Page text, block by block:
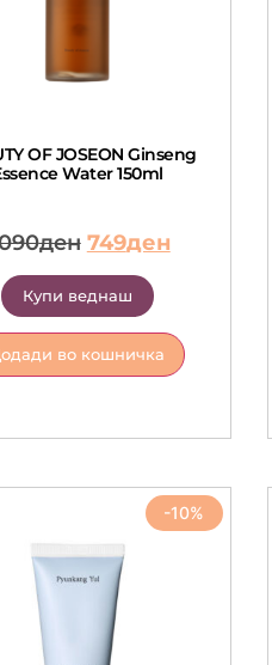
OF JOSEON Ginseng
Water 150ml
ден 749ден
Купи веднаш
во кошничка
-10%